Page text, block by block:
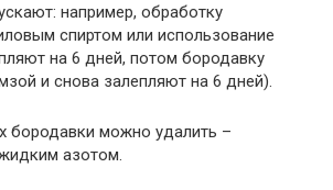
например, обработку
спиртом или использование
на 6 дней, потом бородавку
и снова залепляют на 6 дней).
бородавки можно удалить –
азотом.